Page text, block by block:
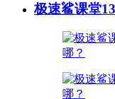
极速鲨课堂